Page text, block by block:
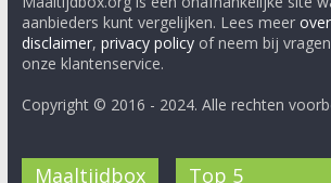
aanbieders kunt vergelijken. Lees meer
disclaimer, privacy policyof neem bij vragen
onze klantenservice.
Copyright © 2016 - 2024. Alle rechten
Maaltijdbox
Top 5